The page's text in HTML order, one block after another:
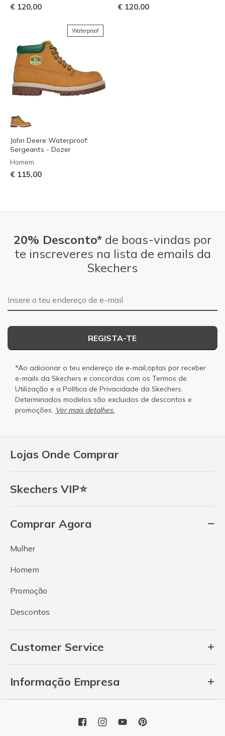
€ 120,00 € 120,00
Waterproof
John Deere Waterproof:
Sergeants - Dozer
Homem
€ 115,00
Lojas Onde Comprar
Skechers VIP⭐
Comprar Agora
Mulher
Homem
Promoção
Descontos
Customer Service
Informação Empresa
20% Desconto*de boas-vindas por
te inscreveres na lista de emails da
Skechers
Endereço de e-mail
REGISTA-TE
*Ao adicionar o teu endereço de e-mail,optas por receber
e-mails da Skechers e concordas com os Termos de
Utilização e a Política de Privacidade da Skechers.
Determinados modelos são excluidos de descontos e
promoções. Ver mais detalhes.